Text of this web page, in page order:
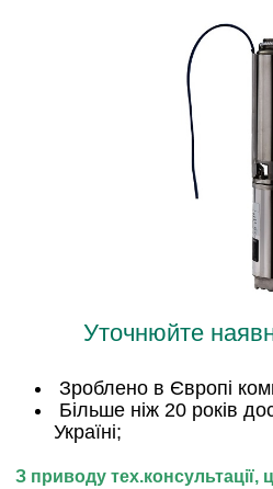
Уточнюйте
Зроблено в Європі
Більше ніж 20 років
Україні;
З приводу тех.консультації,